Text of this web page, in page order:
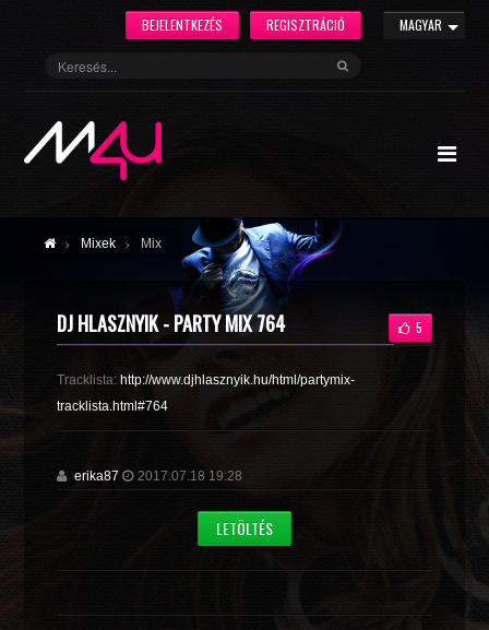
MAGYAR
REGISZTRÁCIÓ
BEJELENTKEZÉS
Mixek Mix
DJ HLASZNYIK - PARTY MIX 764 5
Tracklista: http://www.djhlasznyik.hu/html/partymix-
tracklista.html#764
erika87 2017.07.18 19:28
LETÖLTÉS